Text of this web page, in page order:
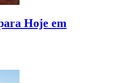
Hoje em